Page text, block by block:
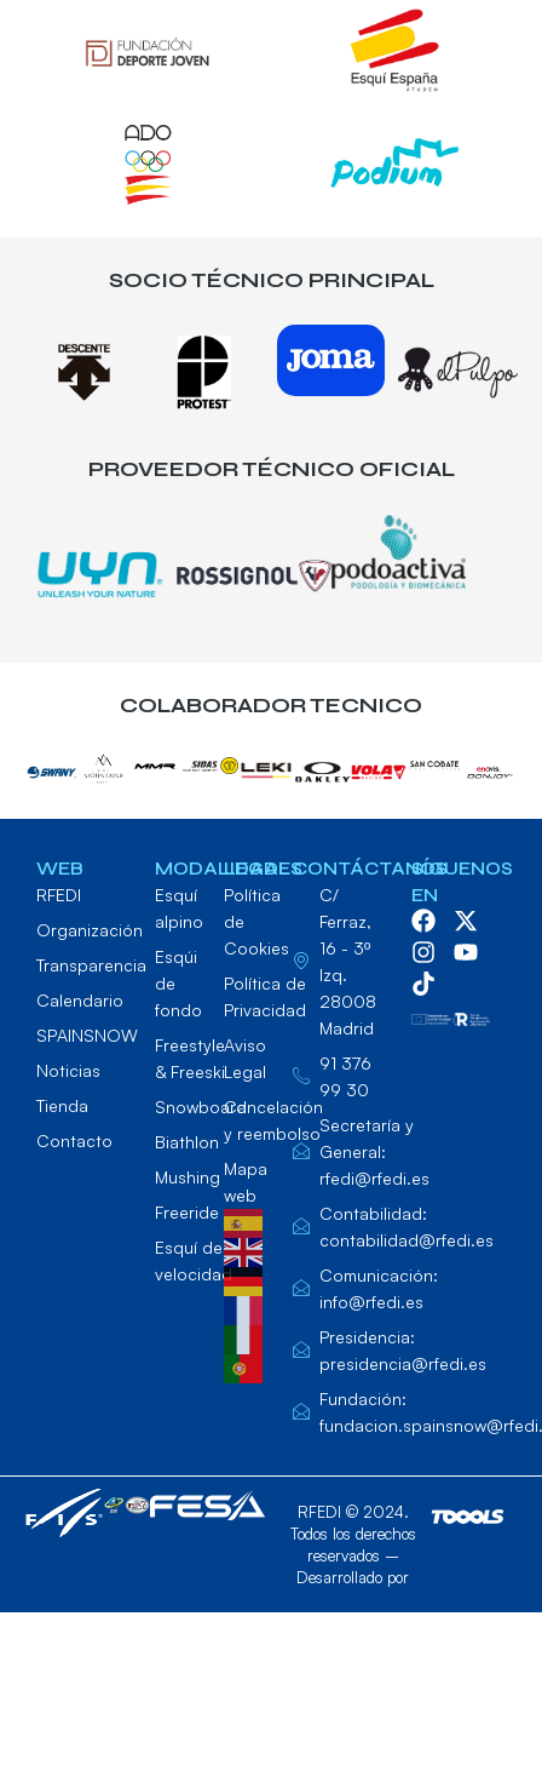
SOCIO TÉCNICO PRINCIPAL
PROVEEDOR TÉCNICO OFICIAL
COLABORADOR TECNICO
WEB
RFEDI
Organización
Transparencia
Calendario
SPAINSNOW
Noticias
Tienda
Contacto
MODALIDADES
Esquí
alpino
Esqúi
de
fondo
Freestyle
& Freeski
Snowboard
Biathlon
Mushing
Freeride
Esquí de
velocidad
LEGAL
Política
de
Cookies
Política de
Privacidad
Aviso
Legal
Cancelación
y reembolso
Mapa
web
CONTÁCTANOS
C/
Ferraz,
16 - 3º
Izq.
28008
Madrid
91 376
99 30
Secretaría y
General:
rfedi@rfedi.es
Contabilidad:
contabilidad@rfedi.es
Comunicación:
info@rfedi.es
Presidencia:
presidencia@rfedi.es
Fundación:
SÍGUENOS
EN
RFEDI © 2024.
Todos los derechos
reservados –
Desarrollado por